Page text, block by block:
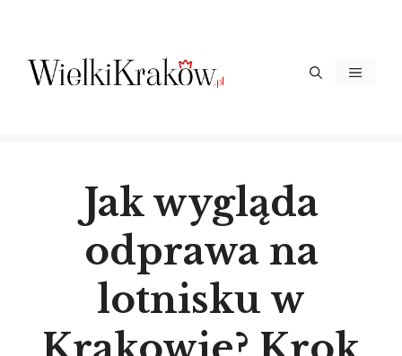
treści
Menu
Jak wygląda
odprawa na
lotnisku w